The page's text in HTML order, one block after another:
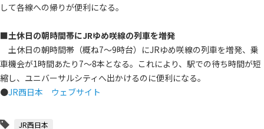
して各線への帰りが便利になる。
■土休日の朝時間帯にJRゆめ咲線の列車を増発
土休日の朝時間帯（概ね7～9時台）にJRゆめ咲線の列車を増発、乗
車機会が1時間あたり7～8本となる。これにより、駅での待ち時間が短
縮し、ユニバーサルシティへ出かけるのに便利になる。
●JR西日本 ウェブサイト
JR西日本